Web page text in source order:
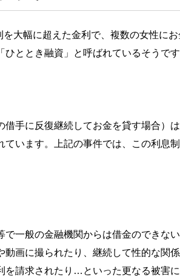
大幅に超えた金利で、複数の女性に
ととき融資」と呼ばれているそうです
手に反復継続してお金を貸す場合）
います。上記の事件では、この利息
で一般の金融機関からは借金のでき
動画に撮られたり、継続して性的な関
請求されたり…といった更なる被害に